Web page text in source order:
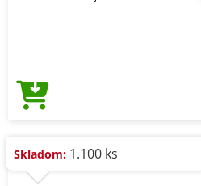
Skladom: 1.100 ks